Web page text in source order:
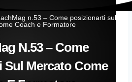
n.53 – Come posizionarti sul
Coach e Formatore
N.53 – Come
Sul Mercato Come